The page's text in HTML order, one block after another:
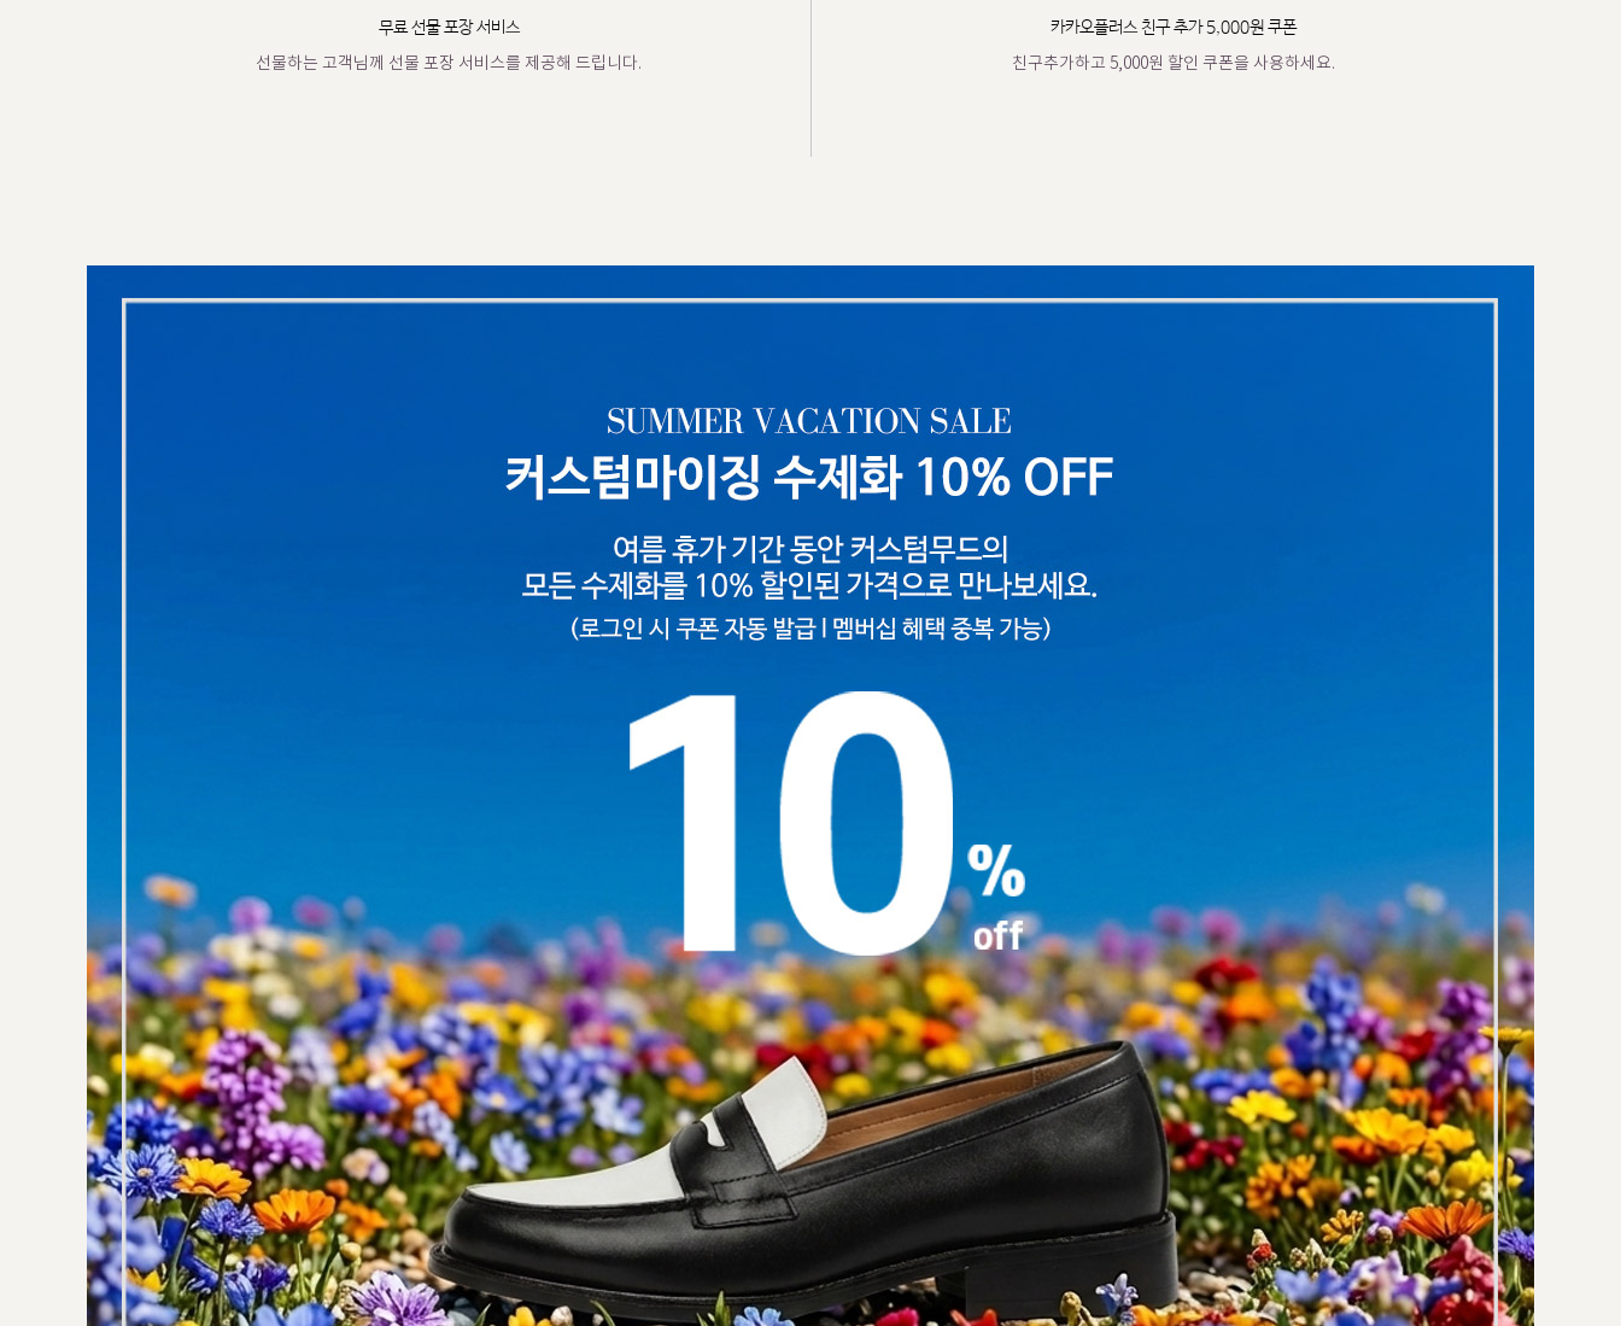
무료 선물 포장 서비스
선물하는 고객님께 선물 포장 서비스를 제공해 드립니다.
카카오플러스 친구 추가 5,000원 쿠폰
친구추가하고 5,000원 할인 쿠폰을 사용하세요.